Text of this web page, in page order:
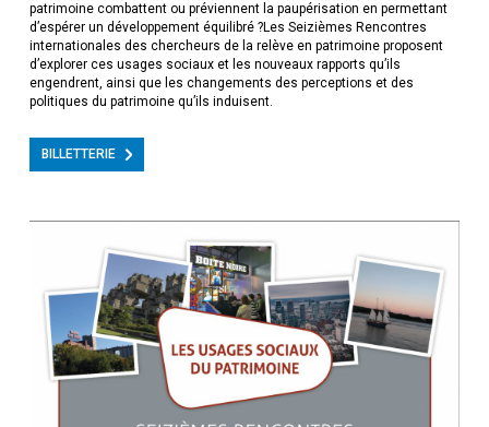
patrimoine combattent ou préviennent la paupérisation en permettant
d’espérer un développement équilibré ?Les Seizièmes Rencontres
internationales des chercheurs de la relève en patrimoine proposent
d’explorer ces usages sociaux et les nouveaux rapports qu’ils
engendrent, ainsi que les changements des perceptions et des
politiques du patrimoine qu’ils induisent.
BILLETTERIE